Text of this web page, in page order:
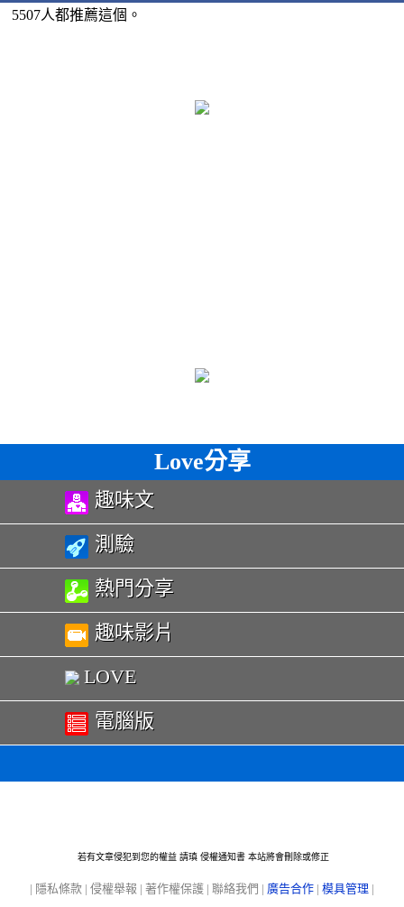
5507人都推薦這個。
Love分享
趣味文
測驗
熱門分享
趣味影片
LOVE
電腦版
若有文章侵犯到您的權益 請瑱 侵權通知書 本站將會刪除或修正
| 隱私條款 | 侵權舉報 | 著作權保護 | 聯絡我們 | 廣告合作 | 模具管理 |